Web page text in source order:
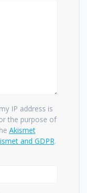
IP address is
the purpose of
Akismet
and GDPR.